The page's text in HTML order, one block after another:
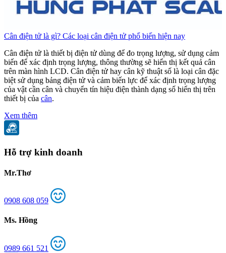
Cân điện tử là gì? Các loại cân điện tử phổ biến hiện nay
Cân điện tử là thiết bị điện tử dùng để đo trọng lượng, sử dụng cảm
biến để xác định trọng lượng, thông thường sẽ hiển thị kết quả cân
trên màn hình LCD. Cân điện tử hay cân kỹ thuật số là loại cân đặc
biệt sử dụng bảng điện tử và cảm biến lực để xác định trọng lượng
của vật cần cân và chuyển tín hiệu điện thành dạng số hiển thị trên
thiết bị của cân.
Xem thêm
Hỗ trợ kinh doanh
Mr.Thơ
0908 608 059
Ms. Hồng
0989 661 521